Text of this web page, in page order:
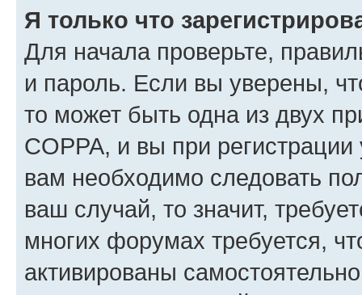
Я только что
Для начала проверьте,
и пароль. Если вы уверены,
то может быть одна из двух
COPPA, и вы при
вам необходимо следовать
ваш случай, то значит,
многих форумах требуется,
активированы